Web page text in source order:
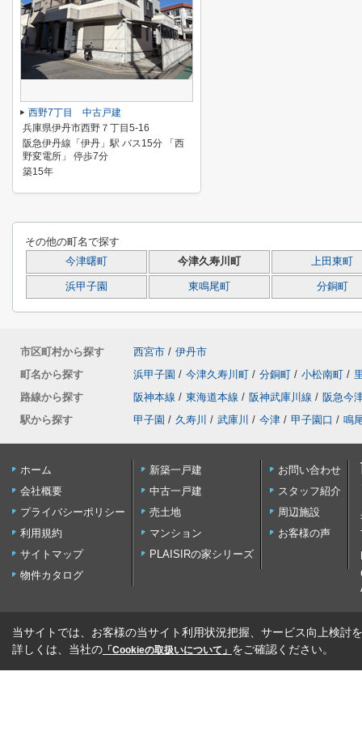
西野7丁目 中古戸建
兵庫県伊丹市西野７丁目5-16
阪急伊丹線「伊丹」駅 バス15分 「西
野変電所」 停歩7分
築15年
その他の町名で探す
今津曙町 今津久寿川町 上田東町
浜甲子園 東鳴尾町 分銅町
市区町村から探す 西宮市 / 伊丹市
町名から探す
浜甲子園 / 今津久寿川町 / 分銅町 / 小松南町 /
路線から探す
阪神本線 / 東海道本線 / 阪神武庫川線 / 阪急今
駅から探す
甲子園 / 久寿川 / 武庫川 / 今津 / 甲子園口 / 鳴
ホーム
会社概要
プライバシーポリシー
利用規約
サイトマップ
物件カタログ
新築一戸建
中古一戸建
売土地
マンション
PLAISIRの家シリーズ
お問い合わせ
スタッフ紹介
周辺施設
お客様の声
当サイトでは、お客様の当サイト利用状況把握、サービス向上検討
詳しくは、当社の 「Cookieの取扱いについて」 をご確認ください。